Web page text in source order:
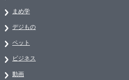
まめ学
デジもの
ペット
ビジネス
動画